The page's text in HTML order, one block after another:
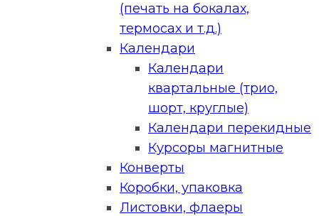
(печать на бокалах,
термосах и т.д.)
Календари
Календари
квартальные (трио,
шорт, круглые)
Календари перекидные
Курсоры магнитные
Конверты
Коробки, упаковка
Листовки, флаеры